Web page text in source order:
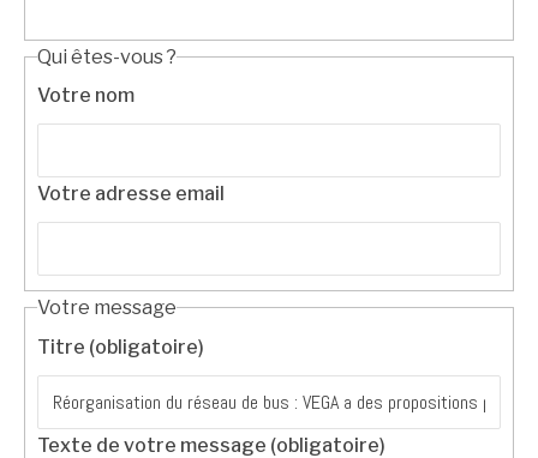
Qui êtes-vous ?
Votre nom
Votre adresse email
Votre message
Titre (obligatoire)
Texte de votre message (obligatoire)